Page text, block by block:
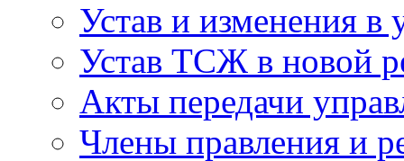
Устав и изменения в
Устав ТСЖ в новой
Акты передачи
Члены правления и